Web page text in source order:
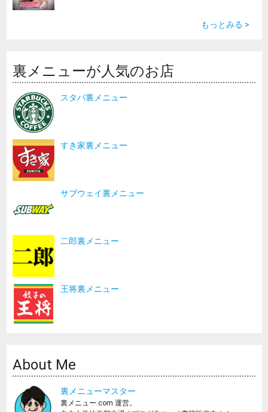
もっとみる >
裏メニューが人気のお店
スタバ裏メニュー
すき家裏メニュー
サブウェイ裏メニュー
二郎裏メニュー
王将裏メニュー
About Me
裏メニューマスター
裏メニュー.com 運営。